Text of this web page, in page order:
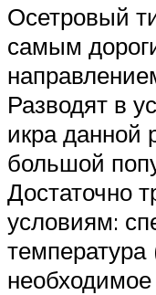
Осетровый
самым
Разводят в
икра данной
большой
Достаточно
условиям:
температура